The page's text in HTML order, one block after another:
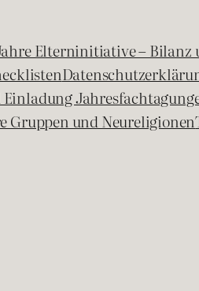
Elterninitiative – Bilanz
Gruppen und Neureligionen